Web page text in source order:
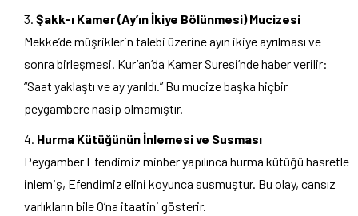
Şakk-ı Kamer (Ay’ın İkiye Bölünmesi) Mucizesi
Mekke’de müşriklerin talebi üzerine ayın ikiye ayrılması ve
sonra birleşmesi. Kur’an’da Kamer Suresi’nde haber verilir:
“Saat yaklaştı ve ay yarıldı.” Bu mucize başka hiçbir
peygambere nasip olmamıştır.
Hurma Kütüğünün İnlemesi ve Susması
Peygamber Efendimiz minber yapılınca hurma kütüğü hasretle
inlemiş, Efendimiz elini koyunca susmuştur. Bu olay, cansız
varlıkların bile O’na itaatini gösterir.